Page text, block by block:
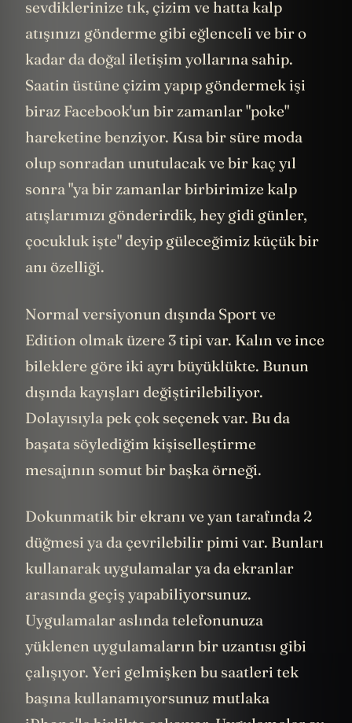
sevdiklerinize tık, çizim ve hatta kalp
atışınızı gönderme gibi eğlenceli ve bir o
kadar da doğal iletişim yollarına sahip.
Saatin üstüne çizim yapıp göndermek işi
biraz Facebook'un bir zamanlar "poke"
hareketine benziyor. Kısa bir süre moda
olup sonradan unutulacak ve bir kaç yıl
sonra "ya bir zamanlar birbirimize kalp
atışlarımızı gönderirdik, hey gidi günler,
çocukluk işte" deyip güleceğimiz küçük bir
anı özelliği.
Normal versiyonun dışında Sport ve
Edition olmak üzere 3 tipi var. Kalın ve ince
bileklere göre iki ayrı büyüklükte. Bunun
dışında kayışları değiştirilebiliyor.
Dolayısıyla pek çok seçenek var. Bu da
başata söylediğim kişiselleştirme
mesajının somut bir başka örneği.
Dokunmatik bir ekranı ve yan tarafında 2
düğmesi ya da çevrilebilir pimi var. Bunları
kullanarak uygulamalar ya da ekranlar
arasında geçiş yapabiliyorsunuz.
Uygulamalar aslında telefonunuza
yüklenen uygulamaların bir uzantısı gibi
çalışıyor. Yeri gelmişken bu saatleri tek
başına kullanamıyorsunuz mutlaka